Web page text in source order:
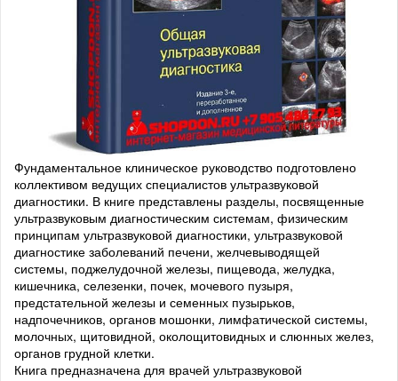
Фундаментальное клиническое руководство подготовлено
коллективом ведущих специалистов ультразвуковой
диагностики. В книге представлены разделы, посвященные
ультразвуковым диагностическим системам, физическим
принципам ультразвуковой диагностики, ультразвуковой
диагностике заболеваний печени, желчевыводящей
системы, поджелудочной железы, пищевода, желудка,
кишечника, селезенки, почек, мочевого пузыря,
предстательной железы и семенных пузырьков,
надпочечников, органов мошонки, лимфатической системы,
молочных, щитовидной, околощитовидных и слюнных желез,
органов грудной клетки.
Книга предназначена для врачей ультразвуковой